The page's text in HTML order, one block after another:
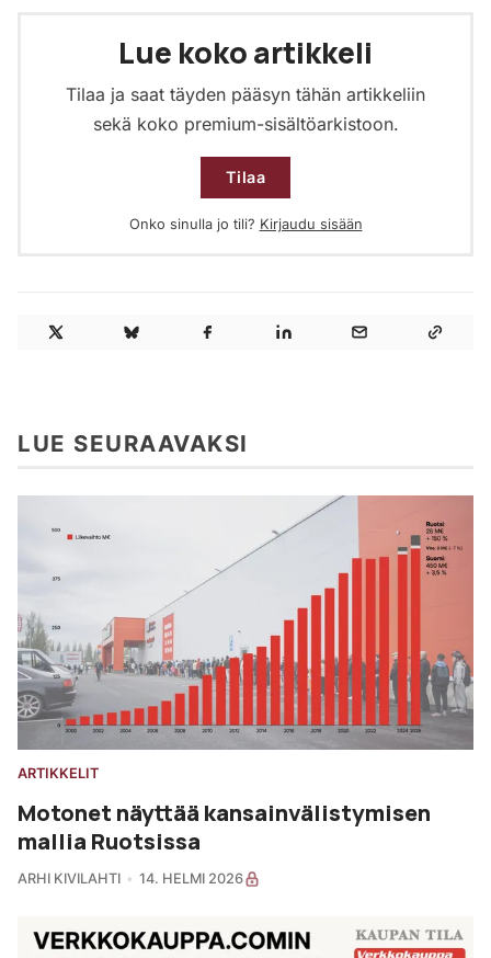
Lue koko artikkeli
Tilaa ja saat täyden pääsyn tähän artikkeliin
sekä koko premium-sisältöarkistoon.
Tilaa
Onko sinulla jo tili? Kirjaudu sisään
LUE SEURAAVAKSI
ARTIKKELIT
Motonet näyttää kansainvälistymisen
mallia Ruotsissa
ARHI KIVILAHTI 14. HELMI 2026